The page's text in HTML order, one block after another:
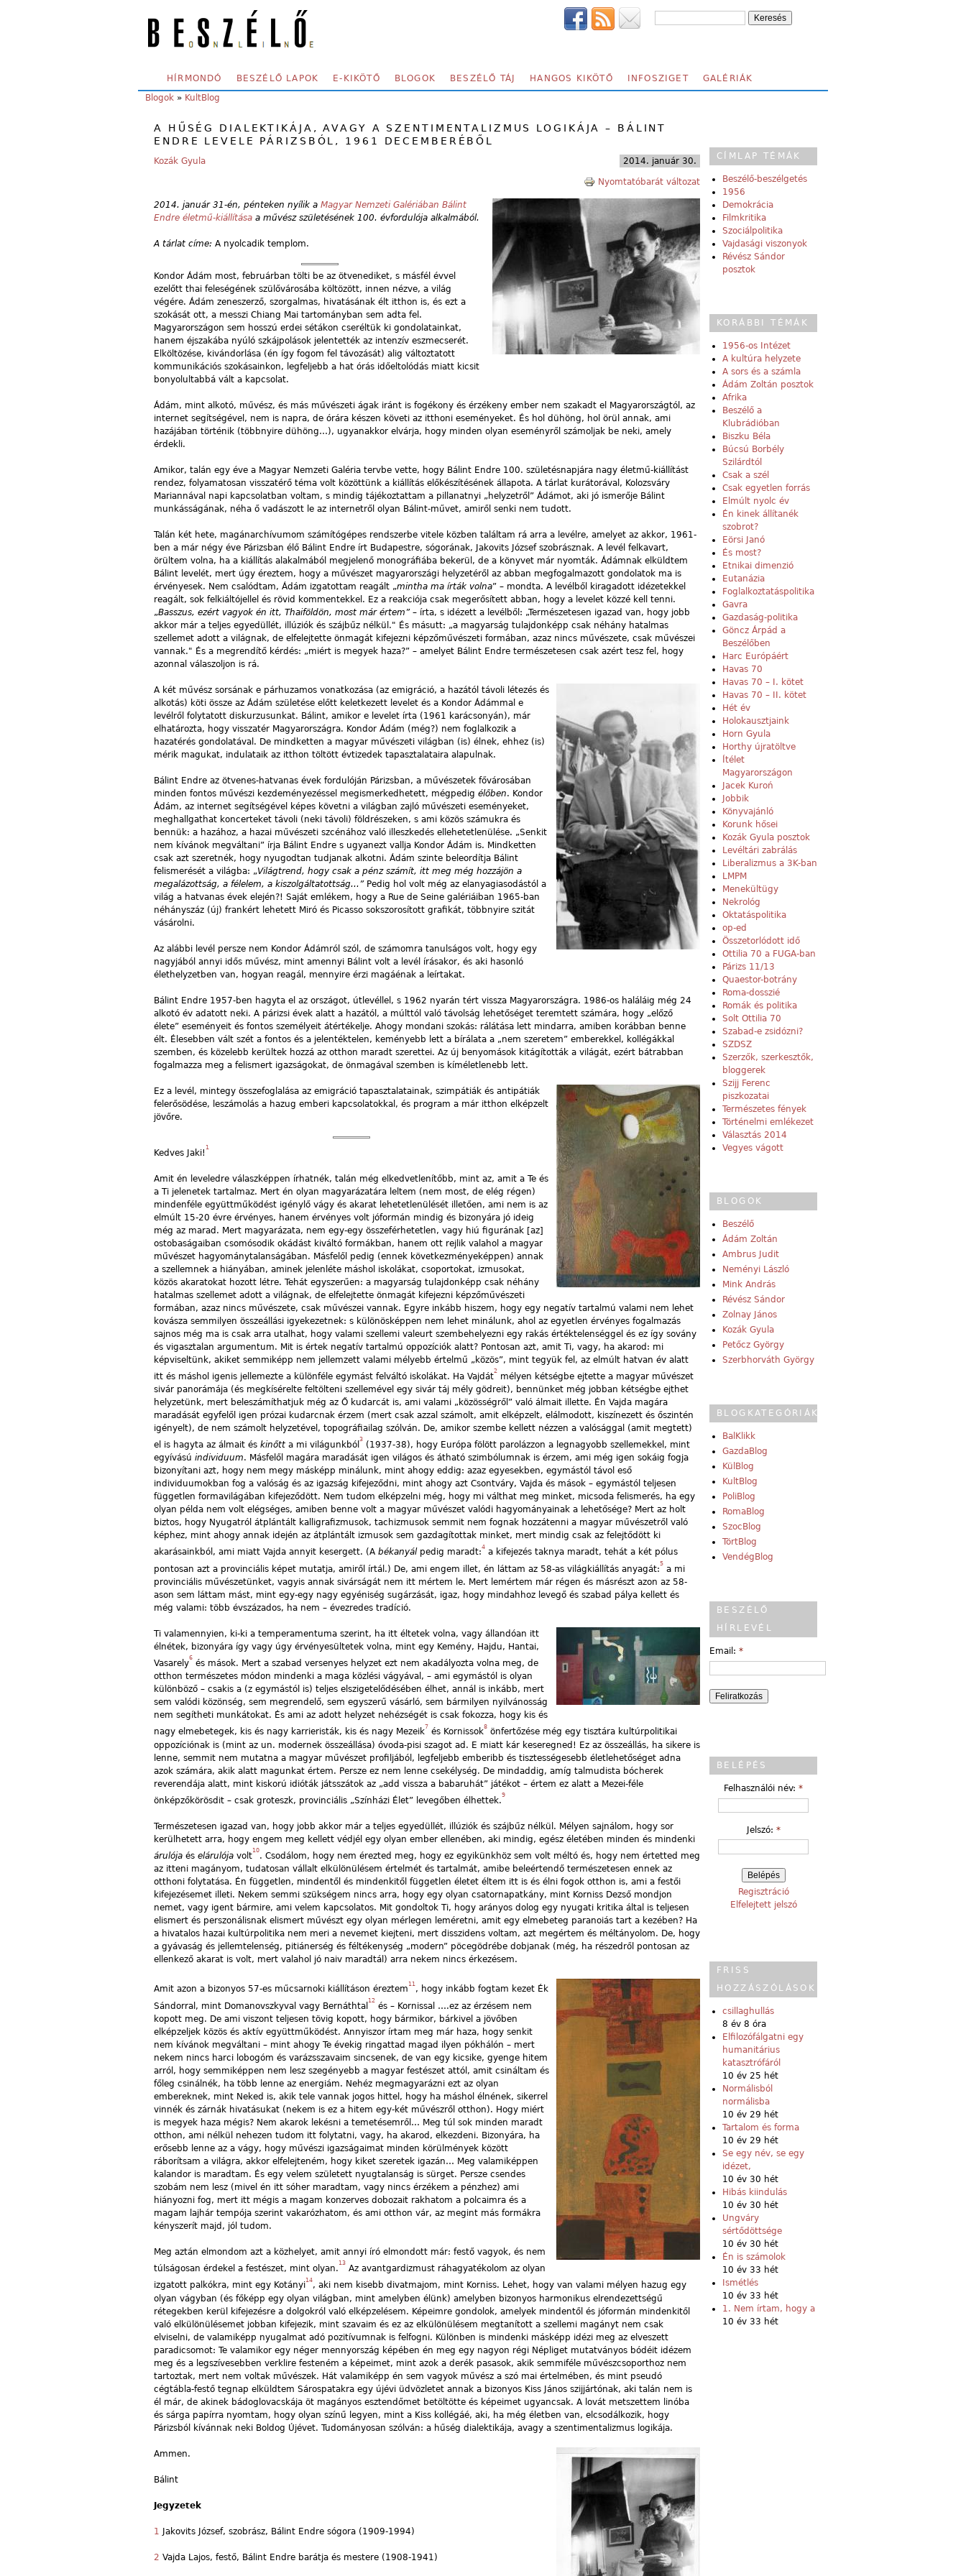
SECONDARY MENU
HÍRMONDÓ BESZÉLŐ LAPOK E-KIKÖTŐ BLOGOK BESZÉLŐ TÁJ HANGOS KIKÖTŐ INFOSZIGET GALÉRIÁK
YOU ARE HERE:
Blogok » KultBlog
A HŰSÉG DIALEKTIKÁJA, AVAGY A SZENTIMENTALIZMUS LOGIKÁJA – BÁLINT
ENDRE LEVELE PÁRIZSBÓL, 1961 DECEMBERÉBŐL
Kozák Gyula 2014. január 30.
Nyomtatóbarát változat
2014. január 31-én, pénteken nyílik a Magyar Nemzeti Galériában Bálint
Endre életmű-kiállítása a művész születésének 100. évfordulója alkalmából.
A tárlat címe: A nyolcadik templom.
Kondor Ádám most, februárban tölti be az ötvenediket, s másfél évvel
ezelőtt thai feleségének szülővárosába költözött, innen nézve, a világ
végére. Ádám zeneszerző, szorgalmas, hivatásának élt itthon is, és ezt a
szokását ott, a messzi Chiang Mai tartományban sem adta fel.
Magyarországon sem hosszú erdei sétákon cseréltük ki gondolatainkat,
hanem éjszakába nyúló szkájpolások jelentették az intenzív eszmecserét.
Elköltözése, kivándorlása (én így fogom fel távozását) alig változtatott
kommunikációs szokásainkon, legfeljebb a hat órás időeltolódás miatt kicsit
bonyolultabbá vált a kapcsolat.
Ádám, mint alkotó, művész, és más művészeti ágak iránt is fogékony és érzékeny ember nem szakadt el Magyarországtól, az
internet segítségével, nem is napra, de órára készen követi az itthoni eseményeket. És hol dühöng, hol örül annak, ami
hazájában történik (többnyire dühöng…), ugyanakkor elvárja, hogy minden olyan eseményről számoljak be neki, amely
érdekli.
Amikor, talán egy éve a Magyar Nemzeti Galéria tervbe vette, hogy Bálint Endre 100. születésnapjára nagy életmű-kiállítást
rendez, folyamatosan visszatérő téma volt közöttünk a kiállítás előkészítésének állapota. A tárlat kurátorával, Kolozsváry
Mariannával napi kapcsolatban voltam, s mindig tájékoztattam a pillanatnyi „helyzetről” Ádámot, aki jó ismerője Bálint
munkásságának, néha ő vadászott le az internetről olyan Bálint-művet, amiről senki nem tudott.
Talán két hete, magánarchívumom számítógépes rendszerbe vitele közben találtam rá arra a levélre, amelyet az akkor, 1961-
ben a már négy éve Párizsban élő Bálint Endre írt Budapestre, sógorának, Jakovits József szobrásznak. A levél felkavart,
örültem volna, ha a kiállítás alakalmából megjelenő monográfiába bekerül, de a könyvet már nyomták. Ádámnak elküldtem
Bálint levelét, mert úgy éreztem, hogy a művészet magyarországi helyzetéről az abban megfogalmazott gondolatok ma is
érvényesek. Nem csalódtam, Ádám izgatottam reagált „mintha ma írták volna” – mondta. A levélből kiragadott idézetekkel
reagált, sok felkiáltójellel és rövid kommentekkel. Ez a reakciója csak megerősített abban, hogy a levelet közzé kell tenni.
„Basszus, ezért vagyok én itt, Thaiföldön, most már értem” – írta, s idézett a levélből: „Természetesen igazad van, hogy jobb
akkor már a teljes egyedüllét, illúziók és szájbűz nélkül." És másutt: „a magyarság tulajdonképp csak néhány hatalmas
szellemet adott a világnak, de elfelejtette önmagát kifejezni képzőművészeti formában, azaz nincs művészete, csak művészei
vannak." És a megrendítő kérdés: „miért is megyek haza?” – amelyet Bálint Endre természetesen csak azért tesz fel, hogy
azonnal válaszoljon is rá.
A két művész sorsának e párhuzamos vonatkozása (az emigráció, a hazától távoli létezés és
alkotás) köti össze az Ádám születése előtt keletkezett levelet és a Kondor Ádámmal e
levélről folytatott diskurzusunkat. Bálint, amikor e levelet írta (1961 karácsonyán), már
elhatározta, hogy visszatér Magyarországra. Kondor Ádám (még?) nem foglalkozik a
hazatérés gondolatával. De mindketten a magyar művészeti világban (is) élnek, ehhez (is)
mérik magukat, indulataik az itthon töltött évtizedek tapasztalataira alapulnak.
Bálint Endre az ötvenes-hatvanas évek fordulóján Párizsban, a művészetek fővárosában
minden fontos művészi kezdeményezéssel megismerkedhetett, mégpedig élőben. Kondor
Ádám, az internet segítségével képes követni a világban zajló művészeti eseményeket,
meghallgathat koncerteket távoli (neki távoli) földrészeken, s ami közös számukra és
bennük: a hazához, a hazai művészeti szcénához való illeszkedés ellehetetlenülése. „Senkit
nem kívánok megváltani” írja Bálint Endre s ugyanezt vallja Kondor Ádám is. Mindketten
csak azt szeretnék, hogy nyugodtan tudjanak alkotni. Ádám szinte beleordítja Bálint
felismerését a világba: „Világtrend, hogy csak a pénz számít, itt meg még hozzájön a
megalázottság, a félelem, a kiszolgáltatottság...”Pedig hol volt még az elanyagiasodástól a
világ a hatvanas évek elején?! Saját emlékem, hogy a Rue de Seine galériáiban 1965-ban
néhányszáz (új) frankért lehetett Miró és Picasso sokszorosított grafikát, többnyire szitát
vásárolni.
Az alábbi levél persze nem Kondor Ádámról szól, de számomra tanulságos volt, hogy egy
nagyjából annyi idős művész, mint amennyi Bálint volt a levél írásakor, és aki hasonló
élethelyzetben van, hogyan reagál, mennyire érzi magáénak a leírtakat.
Bálint Endre 1957-ben hagyta el az országot, útlevéllel, s 1962 nyarán tért vissza Magyarországra. 1986-os haláláig még 24
alkotó év adatott neki. A párizsi évek alatt a hazától, a múlttól való távolság lehetőséget teremtett számára, hogy „előző
élete” eseményeit és fontos személyeit átértékelje. Ahogy mondani szokás: rálátása lett mindarra, amiben korábban benne
élt. Élesebben vált szét a fontos és a jelentéktelen, keményebb lett a bírálata a „nem szeretem” emberekkel, kollégákkal
szemben, és közelebb kerültek hozzá az otthon maradt szerettei. Az új benyomások kitágították a világát, ezért bátrabban
fogalmazza meg a felismert igazságokat, de önmagával szemben is kíméletlenebb lett.
Ez a levél, mintegy összefoglalása az emigráció tapasztalatainak, szimpátiák és antipátiák
felerősödése, leszámolás a hazug emberi kapcsolatokkal, és program a már itthon elképzelt
jövőre.
Kedves Jaki!
1
Amit én leveledre válaszképpen írhatnék, talán még elkedvetlenítőbb, mint az, amit a Te és
a Ti jelenetek tartalmaz. Mert én olyan magyarázatára leltem (nem most, de elég régen)
mindenféle együttműködést igénylő vágy és akarat lehetetlenülését illetően, ami nem is az
elmúlt 15-20 évre érvényes, hanem érvényes volt jóformán mindig és bizonyára jó ideig
még az marad. Mert magyarázata, nem egy-egy összeférhetetlen, vagy hiú figurának [az]
ostobaságaiban csomósodik okádást kiváltó formákban, hanem ott rejlik valahol a magyar
művészet hagyománytalanságában. Másfelől pedig (ennek következményeképpen) annak
a szellemnek a hiányában, aminek jelenléte máshol iskolákat, csoportokat, izmusokat,
közös akaratokat hozott létre. Tehát egyszerűen: a magyarság tulajdonképp csak néhány
hatalmas szellemet adott a világnak, de elfelejtette önmagát kifejezni képzőművészeti
formában, azaz nincs művészete, csak művészei vannak. Egyre inkább hiszem, hogy egy negatív tartalmú valami nem lehet
kovásza semmilyen összeállási igyekezetnek: s különösképpen nem lehet minálunk, ahol az egyetlen érvényes fogalmazás
sajnos még ma is csak arra utalhat, hogy valami szellemi valeurt szembehelyezni egy rakás értéktelenséggel és ez így sovány
és vigasztalan argumentum. Mit is értek negatív tartalmú oppozíciók alatt? Pontosan azt, amit Ti, vagy, ha akarod: mi
képviseltünk, akiket semmiképp nem jellemzett valami mélyebb értelmű „közös”, mint tegyük fel, az elmúlt hatvan év alatt
itt és máshol igenis jellemezte a különféle egymást felváltó iskolákat. Ha Vajdát
2
mélyen kétségbe ejtette a magyar művészet
sivár panorámája (és megkísérelte feltölteni szellemével egy sivár táj mély gödreit), bennünket még jobban kétségbe ejthet
helyzetünk, mert beleszámíthatjuk még az Ő kudarcát is, ami valami „közösségről” való álmait illette. Én Vajda magára
maradását egyfelől igen prózai kudarcnak érzem (mert csak azzal számolt, amit elképzelt, elálmodott, kiszínezett és őszintén
igényelt), de nem számolt helyzetével, topográfiailag szólván. De, amikor szembe kellett nézzen a valósággal (amit megtett)
el is hagyta az álmait és kinőtt a mi világunkból
3
(1937-38), hogy Európa fölött parolázzon a legnagyobb szellemekkel, mint
egyívású individuum. Másfelől magára maradását igen világos és átható szimbólumnak is érzem, ami még igen sokáig fogja
bizonyítani azt, hogy nem megy másképp minálunk, mint ahogy eddig: azaz egyesekben, egymástól távol eső
individuumokban fog a valóság és az igazság kifejeződni, mint ahogy azt Csontváry, Vajda és mások – egymástól teljesen
független formavilágában kifejeződött. Nem tudom elképzelni még, hogy mi válthat meg minket, micsoda felismerés, ha egy
olyan példa nem volt elégséges, amiben benne volt a magyar művészet valódi hagyományainak a lehetősége? Mert az holt
biztos, hogy Nyugatról átplántált kalligrafizmusok, tachizmusok semmit nem fognak hozzátenni a magyar művészetről való
képhez, mint ahogy annak idején az átplántált izmusok sem gazdagítottak minket, mert mindig csak az felejtődött ki
akarásainkból, ami miatt Vajda annyit kesergett. (A békanyál pedig maradt:
4
a kifejezés taknya maradt, tehát a két pólus
pontosan azt a provinciális képet mutatja, amiről írtál.) De, ami engem illet, én láttam az 58-as világkiállítás anyagát:
5
a mi
provinciális művészetünket, vagyis annak sivárságát nem itt mértem le. Mert lemértem már régen és másrészt azon az 58-
ason sem láttam mást, mint egy-egy nagy egyéniség sugárzását, igaz, hogy mindahhoz levegő és szabad pálya kellett és
még valami: több évszázados, ha nem – évezredes tradíció.
Ti valamennyien, ki-ki a temperamentuma szerint, ha itt éltetek volna, vagy állandóan itt
élnétek, bizonyára így vagy úgy érvényesültetek volna, mint egy Kemény, Hajdu, Hantai,
Vasarely
6
és mások. Mert a szabad versenyes helyzet ezt nem akadályozta volna meg, de
otthon természetes módon mindenki a maga közlési vágyával, – ami egymástól is olyan
különböző – csakis a (z egymástól is) teljes elszigetelődésében élhet, annál is inkább, mert
sem valódi közönség, sem megrendelő, sem egyszerű vásárló, sem bármilyen nyilvánosság
nem segítheti munkátokat. És ami az adott helyzet nehézségét is csak fokozza, hogy kis és
nagy elmebetegek, kis és nagy karrieristák, kis és nagy Mezeik
7
és Kornissok
8
önfertőzése még egy tisztára kultúrpolitikai
oppozíciónak is (mint az un. modernek összeállása) óvoda-pisi szagot ad. E miatt kár keseregned! Ez az összeállás, ha sikere is
lenne, semmit nem mutatna a magyar művészet profiljából, legfeljebb emberibb és tisztességesebb életlehetőséget adna
azok számára, akik alatt magunkat értem. Persze ez nem lenne csekélység. De mindaddig, amíg talmudista bócherek
reverendája alatt, mint kiskorú idióták játsszátok az „add vissza a babaruhát” játékot – értem ez alatt a Mezei-féle
önképzőkörösdit – csak groteszk, provinciális „Színházi Élet” levegőben élhettek.
9
Természetesen igazad van, hogy jobb akkor már a teljes egyedüllét, illúziók és szájbűz nélkül. Mélyen sajnálom, hogy sor
kerülhetett arra, hogy engem meg kellett védjél egy olyan ember ellenében, aki mindig, egész életében minden és mindenki
árulója és elárulója volt
10
. Csodálom, hogy nem érezted meg, hogy ez egyikünkhöz sem volt méltó és, hogy nem értetted meg
az itteni magányom, tudatosan vállalt elkülönülésem értelmét és tartalmát, amibe beleértendő természetesen ennek az
otthoni folytatása. Én független, mindentől és mindenkitől független életet éltem itt is és élni fogok otthon is, ami a festői
kifejezésemet illeti. Nekem semmi szükségem nincs arra, hogy egy olyan csatornapatkány, mint Korniss Dezső mondjon
nemet, vagy igent bármire, ami velem kapcsolatos. Mit gondoltok Ti, hogy arányos dolog egy nyugati kritika által is teljesen
elismert és perszonálisnak elismert művészt egy olyan mérlegen leméretni, amit egy elmebeteg paranoiás tart a kezében? Ha
a hivatalos hazai kultúrpolitika nem meri a nevemet kiejteni, mert disszidens voltam, azt megértem és méltányolom. De, hogy
a gyávaság és jellemtelenség, pitiánerség és féltékenység „modern” pöcegödrébe dobjanak (még, ha részedről pontosan az
ellenkező akarat is volt, mert valahol jó naiv maradtál) arra nekem nincs érkezésem.
Amit azon a bizonyos 57-es műcsarnoki kiállításon éreztem
11
, hogy inkább fogtam kezet Ék
Sándorral, mint Domanovszkyval vagy Bernáthtal
12
és – Kornissal ….ez az érzésem nem
kopott meg. De ami viszont teljesen tövig kopott, hogy bármikor, bárkivel a jövőben
elképzeljek közös és aktív együttműködést. Annyiszor írtam meg már haza, hogy senkit
nem kívánok megváltani – mint ahogy Te évekig ringattad magad ilyen pókhálón – mert
nekem nincs harci lobogóm és varázsszavaim sincsenek, de van egy kicsike, gyenge hitem
arról, hogy semmiképpen nem lesz szegényebb a magyar festészet attól, amit csináltam és
főleg csinálnék, ha több lenne az energiám. Nehéz megmagyarázni ezt az olyan
embereknek, mint Neked is, akik tele vannak jogos hittel, hogy ha máshol élnének, sikerrel
vinnék és zárnák hivatásukat (nekem is ez a hitem egy-két művészről otthon). Hogy miért
is megyek haza mégis? Nem akarok lekésni a temetésemről… Meg túl sok minden maradt
otthon, ami nélkül nehezen tudom itt folytatni, vagy, ha akarod, elkezdeni. Bizonyára, ha
erősebb lenne az a vágy, hogy művészi igazságaimat minden körülmények között
ráborítsam a világra, akkor elfelejteném, hogy kiket szeretek igazán… Meg valamiképpen
kalandor is maradtam. És egy velem született nyugtalanság is sürget. Persze csendes
szobám nem lesz (mivel én itt sóher maradtam, vagy nincs érzékem a pénzhez) ami
hiányozni fog, mert itt mégis a magam konzerves dobozait rakhatom a polcaimra és a
magam lajhár tempója szerint vakarózhatom, és ami otthon vár, az megint más formákra
kényszerít majd, jól tudom.
Meg aztán elmondom azt a közhelyet, amit annyi író elmondott már: festő vagyok, és nem
túlságosan érdekel a festészet, mint olyan.
13
Az avantgardizmust ráhagyatékolom az olyan
izgatott palkókra, mint egy Kotányi
14
, aki nem kisebb divatmajom, mint Korniss. Lehet, hogy van valami mélyen hazug egy
olyan vágyban (és főképp egy olyan világban, mint amelyben élünk) amelyben bizonyos harmonikus elrendezettségű
rétegekben kerül kifejezésre a dolgokról való elképzelésem. Képeimre gondolok, amelyek mindentől és jóformán mindenkitől
való elkülönülésemet jobban kifejezik, mint szavaim és ez az elkülönülésem megtanított a szellemi magányt nem csak
elviselni, de valamiképp nyugalmat adó pozitívumnak is felfogni. Különben is mindenki másképp idézi meg az elveszett
paradicsomot: Te valamikor egy néger mennyország képében én meg egy nagyon régi Népliget mutatványos bódéit idézem
meg és a legszívesebben verklire festeném a képeimet, mint azok a derék pasasok, akik semmiféle művészcsoporthoz nem
tartoztak, mert nem voltak művészek. Hát valamiképp én sem vagyok művész a szó mai értelmében, és mint pseudó
cégtábla-festő tegnap elküldtem Sárospatakra egy újévi üdvözletet annak a bizonyos Kiss János szijjártónak, aki talán nem is
él már, de akinek bádoglovacskája öt magányos esztendőmet betöltötte és képeimet ugyancsak. A lovát metszettem linóba
és sárga papírra nyomtam, hogy olyan színű legyen, mint a Kiss kollégáé, aki, ha még életben van, elcsodálkozik, hogy
Párizsból kívánnak neki Boldog Újévet. Tudományosan szólván: a hűség dialektikája, avagy a szentimentalizmus logikája.
Ammen.
Bálint
Jegyzetek
1 Jakovits József, szobrász, Bálint Endre sógora (1909-1994)
2 Vajda Lajos, festő, Bálint Endre barátja és mestere (1908-1941)
CÍMLAP TÉMÁK
Beszélő-beszélgetés
1956
Demokrácia
Filmkritika
Szociálpolitika
Vajdasági viszonyok
Révész Sándor
posztok
KORÁBBI TÉMÁK
1956-os Intézet
A kultúra helyzete
A sors és a számla
Ádám Zoltán posztok
Afrika
Beszélő a
Klubrádióban
Biszku Béla
Búcsú Borbély
Szilárdtól
Csak a szél
Csak egyetlen forrás
Elmúlt nyolc év
Én kinek állítanék
szobrot?
Eörsi Janó
És most?
Etnikai dimenzió
Eutanázia
Foglalkoztatáspolitika
Gavra
Gazdaság-politika
Göncz Árpád a
Beszélőben
Harc Európáért
Havas 70
Havas 70 – I. kötet
Havas 70 – II. kötet
Hét év
Holokausztjaink
Horn Gyula
Horthy újratöltve
Ítélet
Magyarországon
Jacek Kuroń
Jobbik
Könyvajánló
Korunk hősei
Kozák Gyula posztok
Levéltári zabrálás
Liberalizmus a 3K-ban
LMPM
Menekültügy
Nekrológ
Oktatáspolitika
op-ed
Összetorlódott idő
Ottilia 70 a FUGA-ban
Párizs 11/13
Quaestor-botrány
Roma-dosszié
Romák és politika
Solt Ottilia 70
Szabad-e zsidózni?
SZDSZ
Szerzők, szerkesztők,
bloggerek
Szijj Ferenc
piszkozatai
Természetes fények
Történelmi emlékezet
Választás 2014
Vegyes vágott
BLOGOK
Beszélő
Ádám Zoltán
Ambrus Judit
Neményi László
Mink András
Révész Sándor
Zolnay János
Kozák Gyula
Petőcz György
Szerbhorváth György
BLOGKATEGÓRIÁK
BalKlikk
GazdaBlog
KülBlog
KultBlog
PoliBlog
RomaBlog
SzocBlog
TörtBlog
VendégBlog
BESZÉLŐ
HÍRLEVÉL
Email: *
BELÉPÉS
Felhasználói név: *
Jelszó: *
Regisztráció
Elfelejtett jelszó
FRISS
HOZZÁSZÓLÁSOK
csillaghullás
8 év 8 óra
Elfilozófálgatni egy
humanitárius
katasztrófáról
10 év 25 hét
Normálisból
normálisba
10 év 29 hét
Tartalom és forma
10 év 29 hét
Se egy név, se egy
idézet,
10 év 30 hét
Hibás kiindulás
10 év 30 hét
Ungváry
sértődöttsége
10 év 30 hét
Én is számolok
10 év 33 hét
Ismétlés
10 év 33 hét
1. Nem írtam, hogy a
10 év 33 hét